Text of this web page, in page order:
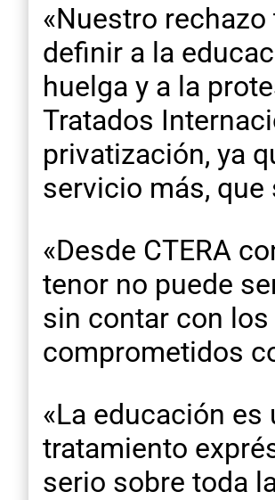
«Nuestro
definir a la
huelga y a la
Tratados
privatización, ya
servicio más, que
«Desde CTERA
tenor no puede
sin contar con
comprometidos
«La educación
tratamiento
serio sobre toda